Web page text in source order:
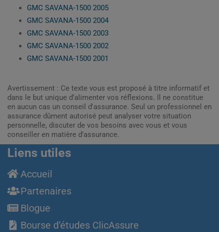
GMC SAVANA-1500 2005
GMC SAVANA-1500 2004
GMC SAVANA-1500 2003
GMC SAVANA-1500 2002
GMC SAVANA-1500 2001
Avertissement : Ce texte vous est proposé à titre informatif et
dans le but unique d’alimenter vos réflexions. Il ne constitue
en aucun cas un conseil d'assurance. Seul un professionnel en
assurance dûment autorisé peut analyser votre situation
personnelle, discuter de vos besoins avec vous et vous
conseiller en matière d’assurance.
Liens utiles
Accueil
Partenaires
Blogue
Bourse d’études ClicAssure